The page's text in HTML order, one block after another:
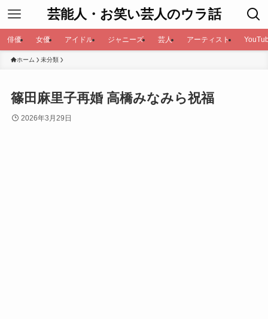
芸能人・お笑い芸人のウラ話
俳優 女優 アイドル ジャニーズ 芸人 アーティスト
ホーム 未分類
篠田麻里子再婚 高橋みなみら祝福
2026年3月29日